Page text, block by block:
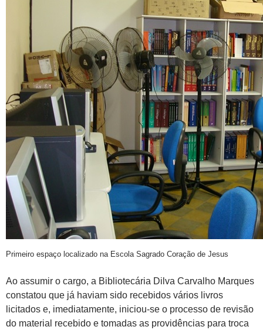
Primeiro espaço localizado na Escola Sagrado Coração de Jesus
Ao assumir o cargo, a Bibliotecária Dilva Carvalho Marques
constatou que já haviam sido recebidos vários livros
licitados e, imediatamente, iniciou-se o processo de revisão
do material recebido e tomadas as providências para troca